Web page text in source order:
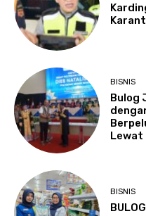
BISNIS
Bulog
Lewat
BISNIS